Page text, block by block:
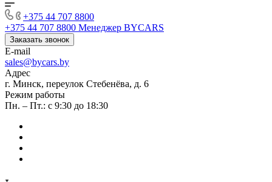
+375 44 707 8800
+375 44 707 8800 Менеджер BYCARS
Заказать звонок
E-mail
sales@bycars.by
Адрес
г. Минск, переулок Стебенёва, д. 6
Режим работы
Пн. – Пт.: с 9:30 до 18:30